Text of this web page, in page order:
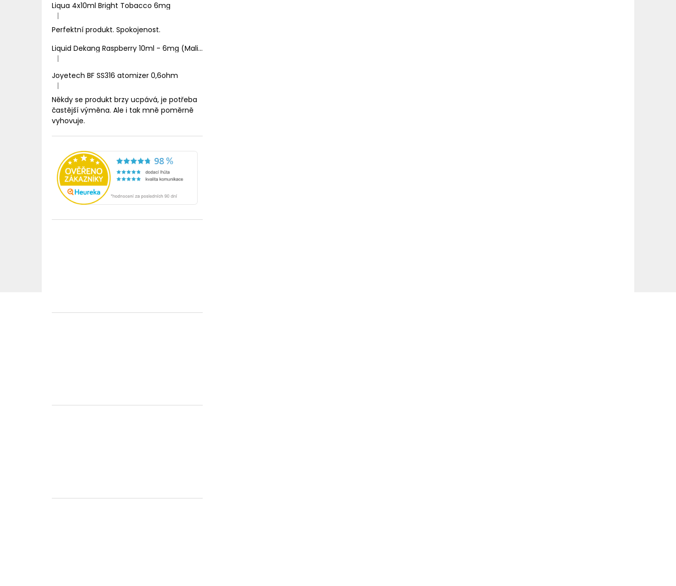
Liqua 4x10ml Bright Tobacco 6mg
Hodnocení produktu je 5 z 5 hvězdiček.
|
Perfektní produkt. Spokojenost.
Liquid Dekang Raspberry 10ml - 6mg (Malina)
Hodnocení produktu je 1 z 5 hvězdiček.
|
Joyetech BF SS316 atomizer 0,6ohm
Hodnocení produktu je 5 z 5 hvězdiček.
|
Někdy se produkt brzy ucpává, je potřeba
častější výměna. Ale i tak mně poměrně
vyhovuje.